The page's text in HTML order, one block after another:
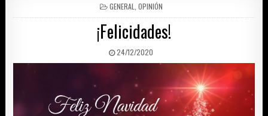
POSTED
IN
GENERAL OPINIÓN
¡Felicidades!
PUBLISHED
DATE:
24/12/2020